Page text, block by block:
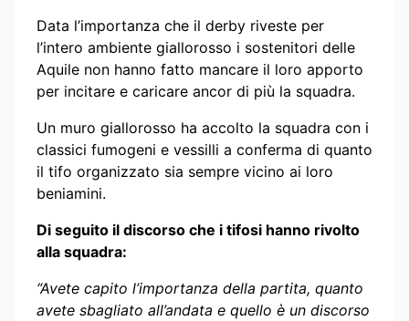
Data l’importanza che il derby riveste per
l’intero ambiente giallorosso i sostenitori delle
Aquile non hanno fatto mancare il loro apporto
per incitare e caricare ancor di più la squadra.
Un muro giallorosso ha accolto la squadra con i
classici fumogeni e vessilli a conferma di quanto
il tifo organizzato sia sempre vicino ai loro
beniamini.
Di seguito il discorso che i tifosi hanno rivolto
alla squadra:
“Avete capito l’importanza della partita, quanto
avete sbagliato all’andata e quello è un discorso